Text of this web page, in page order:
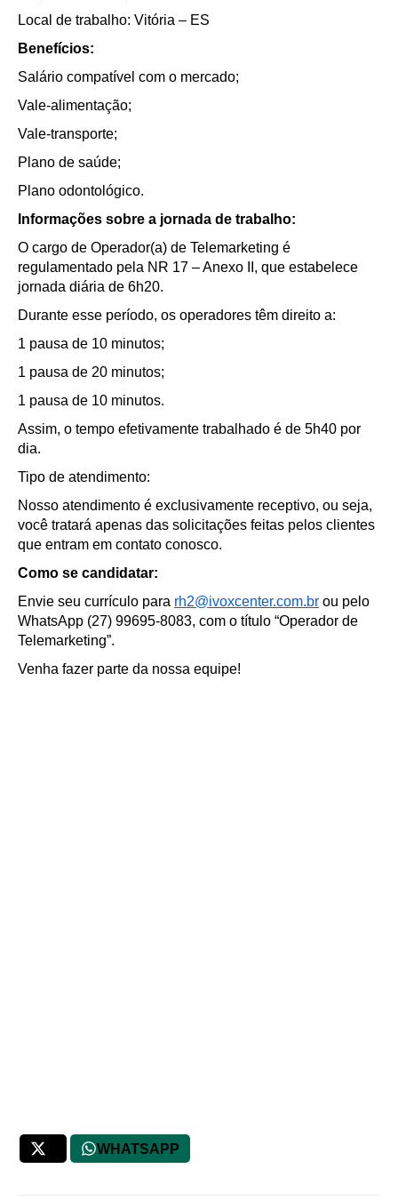
Local de trabalho: Vitória – ES
Benefícios:
Salário compatível com o mercado;
Vale-alimentação;
Vale-transporte;
Plano de saúde;
Plano odontológico.
Informações sobre a jornada de trabalho:
O cargo de Operador(a) de Telemarketing é
regulamentado pela NR 17 – Anexo II, que estabelece
jornada diária de 6h20.
Durante esse período, os operadores têm direito a:
1 pausa de 10 minutos;
1 pausa de 20 minutos;
1 pausa de 10 minutos.
Assim, o tempo efetivamente trabalhado é de 5h40 por
dia.
Tipo de atendimento:
Nosso atendimento é exclusivamente receptivo, ou seja,
você tratará apenas das solicitações feitas pelos clientes
que entram em contato conosco.
Como se candidatar:
Envie seu currículo para rh2@ivoxcenter.com.br ou pelo
WhatsApp (27) 99695-8083, com o título “Operador de
Telemarketing”.
Venha fazer parte da nossa equipe!
WHATSAPP